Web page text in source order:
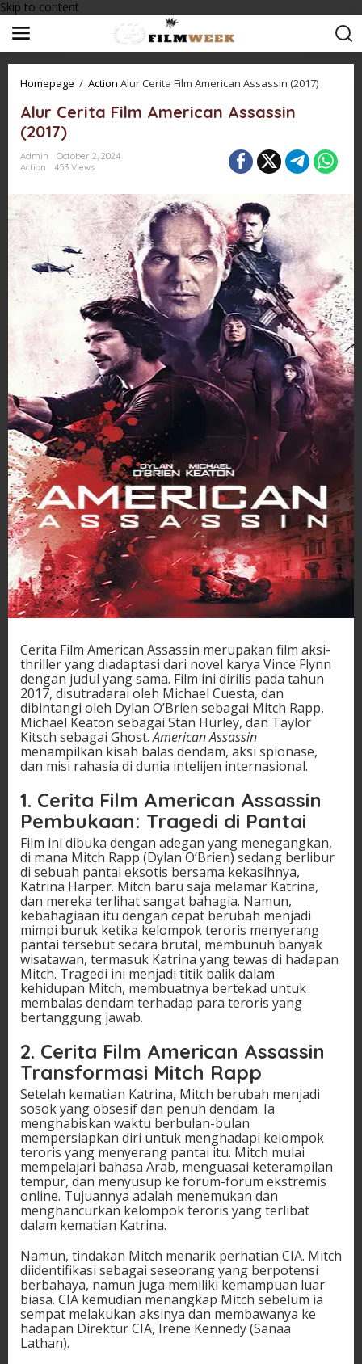
Skip to content
Homepage / Action Alur Cerita Film American Assassin (2017)
Alur Cerita Film American Assassin
(2017)
Admin
October 2, 2024
Action
453 Views
Cerita Film American Assassin merupakan film aksi-
thriller yang diadaptasi dari novel karya Vince Flynn
dengan judul yang sama. Film ini dirilis pada tahun
2017, disutradarai oleh Michael Cuesta, dan
dibintangi oleh Dylan O’Brien sebagai Mitch Rapp,
Michael Keaton sebagai Stan Hurley, dan Taylor
Kitsch sebagai Ghost.American Assassin
menampilkan kisah balas dendam, aksi spionase,
dan misi rahasia di dunia intelijen internasional.
1. Cerita Film American Assassin
Pembukaan: Tragedi di Pantai
Film ini dibuka dengan adegan yang menegangkan,
di mana Mitch Rapp (Dylan O’Brien) sedang berlibur
di sebuah pantai eksotis bersama kekasihnya,
Katrina Harper. Mitch baru saja melamar Katrina,
dan mereka terlihat sangat bahagia. Namun,
kebahagiaan itu dengan cepat berubah menjadi
mimpi buruk ketika kelompok teroris menyerang
pantai tersebut secara brutal, membunuh banyak
wisatawan, termasuk Katrina yang tewas di hadapan
Mitch. Tragedi ini menjadi titik balik dalam
kehidupan Mitch, membuatnya bertekad untuk
membalas dendam terhadap para teroris yang
bertanggung jawab.
2. Cerita Film American Assassin
Transformasi Mitch Rapp
Setelah kematian Katrina, Mitch berubah menjadi
sosok yang obsesif dan penuh dendam. Ia
menghabiskan waktu berbulan-bulan
mempersiapkan diri untuk menghadapi kelompok
teroris yang menyerang pantai itu. Mitch mulai
mempelajari bahasa Arab, menguasai keterampilan
tempur, dan menyusup ke forum-forum ekstremis
online. Tujuannya adalah menemukan dan
menghancurkan kelompok teroris yang terlibat
dalam kematian Katrina.
Namun, tindakan Mitch menarik perhatian CIA. Mitch
diidentifikasi sebagai seseorang yang berpotensi
berbahaya, namun juga memiliki kemampuan luar
biasa. CIA kemudian menangkap Mitch sebelum ia
sempat melakukan aksinya dan membawanya ke
hadapan Direktur CIA, Irene Kennedy (Sanaa
Lathan).